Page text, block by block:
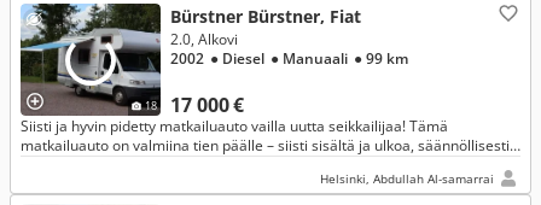
18
Bürstner Bürstner, Fiat
17 000 €
2.0, Alkovi
2002 ● Diesel ● Manuaali ● 99 km
Siisti ja hyvin pidetty matkailuauto vailla uutta seikkailijaa! Tämä
matkailuauto on valmiina tien päälle – siisti sisältä ja ulkoa, säännöllisesti
Helsinki, Abdullah Al-samarrai